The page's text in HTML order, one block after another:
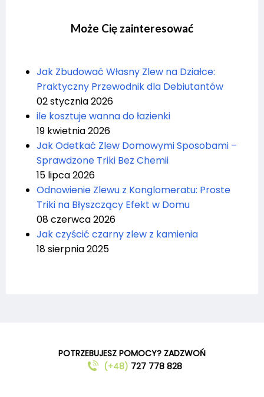
Może Cię zainteresować
Jak Zbudować Własny Zlew na Działce:
Praktyczny Przewodnik dla Debiutantów
02 stycznia 2026
ile kosztuje wanna do łazienki
19 kwietnia 2026
Jak Odetkać Zlew Domowymi Sposobami –
Sprawdzone Triki Bez Chemii
15 lipca 2026
Odnowienie Zlewu z Konglomeratu: Proste
Triki na Błyszczący Efekt w Domu
08 czerwca 2026
Jak czyścić czarny zlew z kamienia
18 sierpnia 2025
POTRZEBUJESZ POMOCY? ZADZWOŃ
(+48) 727 778 828